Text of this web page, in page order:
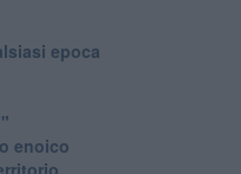
epoca
enoico